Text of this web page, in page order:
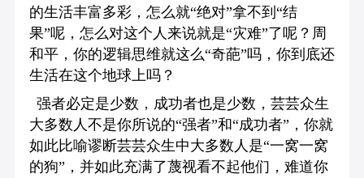
的生活丰富多彩，怎么就“绝对”拿不到“结
果”呢，怎么对这个人来说就是“灾难”了呢？周
和平，你的逻辑思维就这么“奇葩”吗，你到底还
生活在这个地球上吗？
强者必定是少数，成功者也是少数，芸芸众生
大多数人不是你所说的“强者”和“成功者”，你就
如此比喻谬断芸芸众生中大多数人是“一窝一窝
的狗”，并如此充满了蔑视看不起他们，难道你